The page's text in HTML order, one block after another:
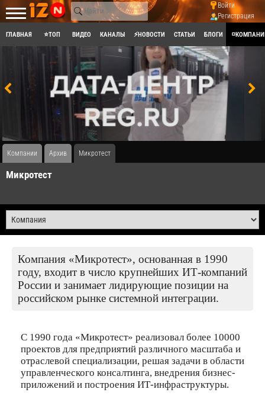
Войти
Регистрация
ГЛАВНАЯ ⭐ТОП ВИДЕО КАНАЛЫ ⚡НОВОСТИ СТАТЬИ БЛОГИ
Компании Архив Микротест
Микротест
Компания «Микротест», основанная в 1990
году, входит в число крупнейших ИТ-компаний
России и занимает лидирующие позиции на
российском рынке системной интеграции.
С 1990 года «Микротест» реализовал более 10000
проектов для предприятий различного масштаба и
отраслевой специализации, решая задачи в области
управленческого консалтинга, внедрения бизнес-
приложений и построения ИТ-инфраструктуры.